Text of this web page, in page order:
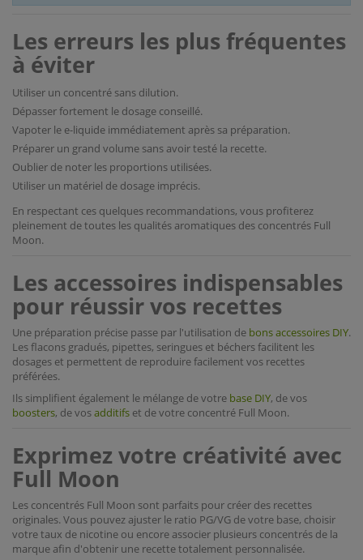
Les erreurs les plus fréquentes
à éviter
Utiliser un concentré sans dilution.
Dépasser fortement le dosage conseillé.
Vapoter le e-liquide immédiatement après sa préparation.
Préparer un grand volume sans avoir testé la recette.
Oublier de noter les proportions utilisées.
Utiliser un matériel de dosage imprécis.
En respectant ces quelques recommandations, vous profiterez
pleinement de toutes les qualités aromatiques des concentrés Full
Moon.
Les accessoires indispensables
pour réussir vos recettes
Une préparation précise passe par l'utilisation de bons accessoires DIY.
Les flacons gradués, pipettes, seringues et béchers facilitent les
dosages et permettent de reproduire facilement vos recettes
préférées.
Ils simplifient également le mélange de votre base DIY, de vos
boosters, de vosadditifs et de votre concentré Full Moon.
Exprimez votre créativité avec
Full Moon
Les concentrés Full Moon sont parfaits pour créer des recettes
originales. Vous pouvez ajuster le ratio PG/VG de votre base, choisir
votre taux de nicotine ou encore associer plusieurs concentrés de la
marque afin d'obtenir une recette totalement personnalisée.